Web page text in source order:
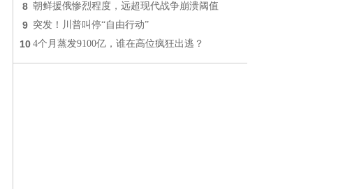
8 朝鲜援俄惨烈程度，远超现代战争崩溃阈值
9 突发！川普叫停“自由行动”
10 4个月蒸发9100亿，谁在高位疯狂出逃？